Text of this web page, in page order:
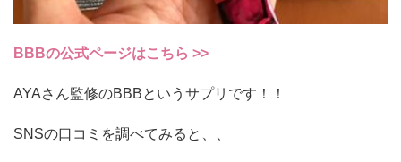
BBBの公式ページはこちら >>
AYAさん監修のBBBというサプリです！！
SNSの口コミを調べてみると、、